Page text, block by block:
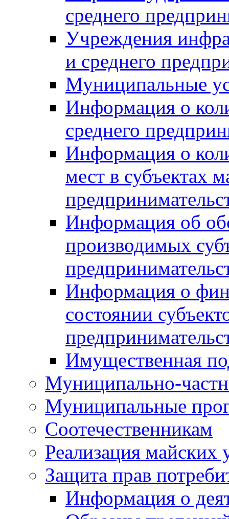
среднего
Учреждения
и среднего
Муниципальные
Информация о
среднего
Информация о
мест в субъектах
Информация об
производимых
Информация о
состоянии
Имущественная
Муниципально-
Муниципальные
Соотечественникам
Реализация майских
Защита прав
Информация о